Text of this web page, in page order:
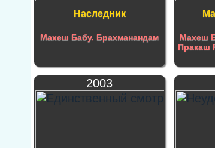
Наследник
Махеш Бабу,Брахманандам Махеш
Пракаш
2003